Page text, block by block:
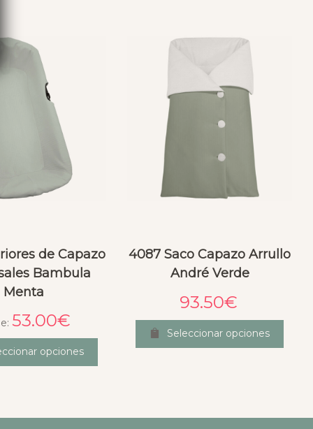
de Capazo
Bambula
Menta
53.00€
opciones
4087 Saco Capazo Arrullo
André Verde
93.50€
Seleccionar opciones